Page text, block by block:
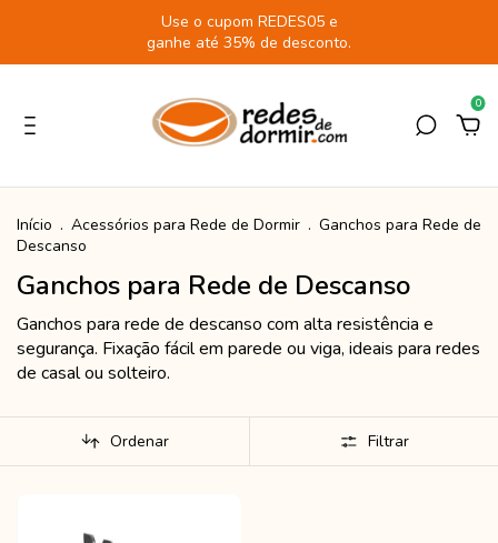
Use o cupom REDES05 e
ganhe até 35% de desconto.
0
Início . Acessórios para Rede de Dormir . Ganchos para Rede de
Descanso
Ganchos para Rede de Descanso
Ganchos para rede de descanso com alta resistência e
segurança. Fixação fácil em parede ou viga, ideais para redes
de casal ou solteiro.
Ordenar Filtrar